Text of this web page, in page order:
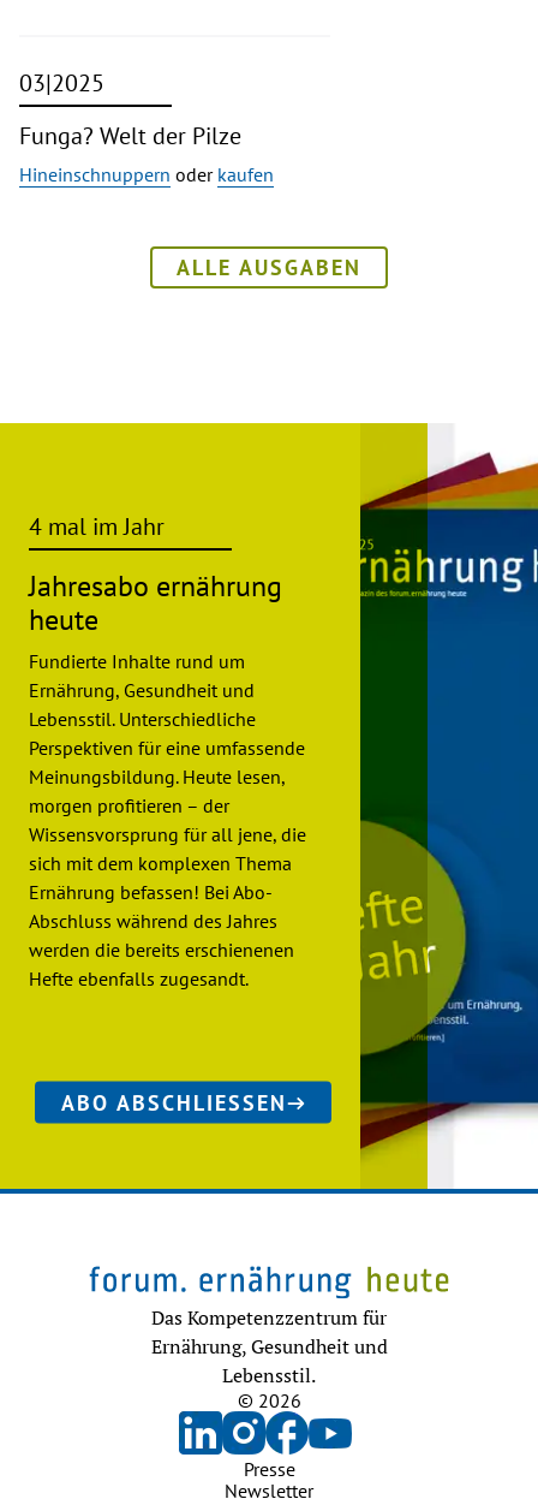
03|2025
Funga? Welt der Pilze
Hineinschnuppern oder kaufen
ALLE AUSGABEN
4 mal im Jahr
Jahresabo ernährung
heute
Fundierte Inhalte rund um
Ernährung, Gesundheit und
Lebensstil. Unterschiedliche
Perspektiven für eine umfassende
Meinungsbildung. Heute lesen,
morgen profitieren – der
Wissensvorsprung für all jene, die
sich mit dem komplexen Thema
Ernährung befassen! Bei Abo-
Abschluss während des Jahres
werden die bereits erschienenen
Hefte ebenfalls zugesandt.
ABO ABSCHLIESSEN
Das Kompetenzzentrum für
Ernährung, Gesundheit und
Lebensstil.
© 2026
Presse
Newsletter